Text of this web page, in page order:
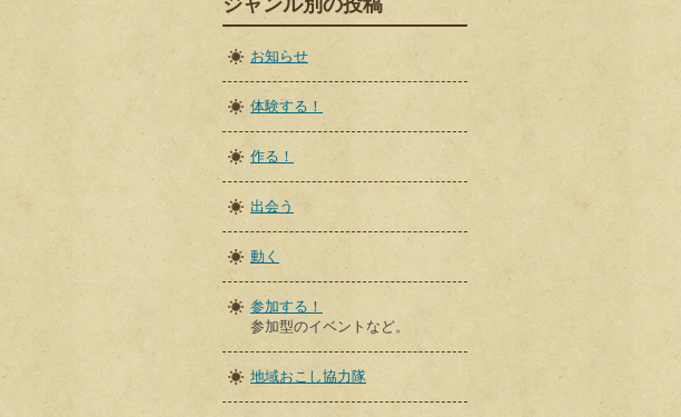
ジャンル別の投稿
お知らせ
体験する！
作る！
出会う
動く
参加する！
参加型のイベントなど。
地域おこし協力隊